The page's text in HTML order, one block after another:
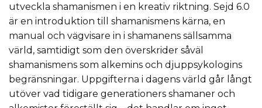
utveckla shamanismen i en kreativ riktning. Sejd 6.0
är en introduktion till shamanismens kärna, en
manual och vägvisare in i shamanens sällsamma
värld, samtidigt som den överskrider såväl
shamanismens som alkemins och djuppsykologins
begränsningar. Uppgifterna i dagens värld går långt
utöver vad tidigare generationers shamaner och